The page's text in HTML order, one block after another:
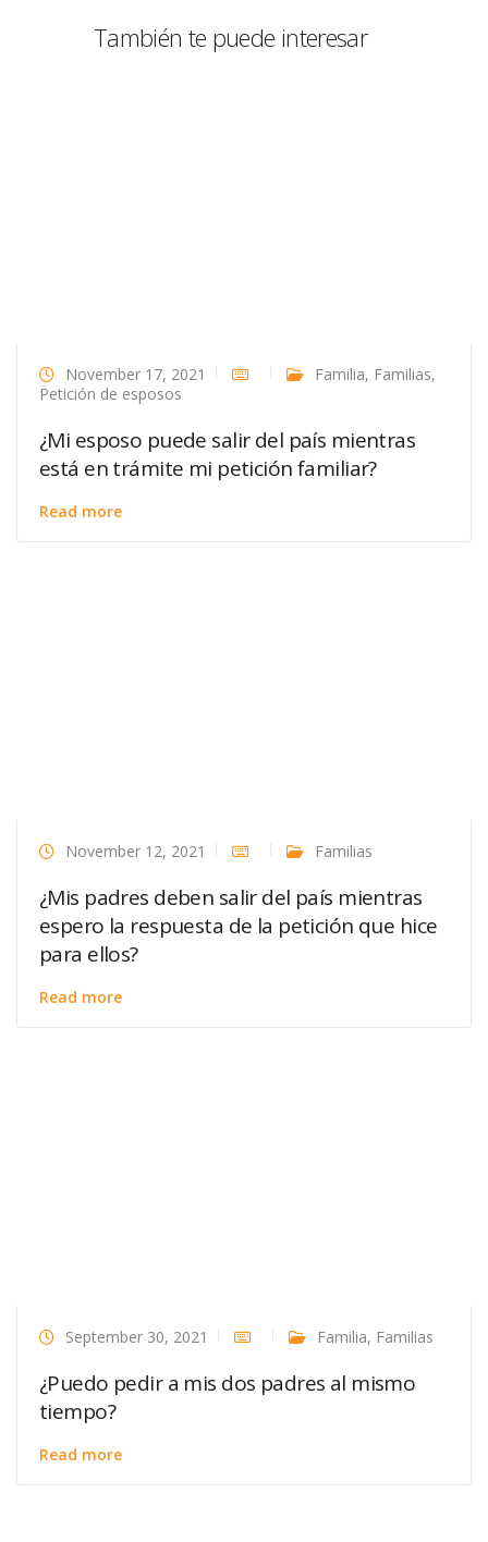
También te puede interesar
November 17, 2021 Familia, Familias,
Petición de esposos
¿Mi esposo puede salir del país mientras
está en trámite mi petición familiar?
Read more
November 12, 2021 Familias
¿Mis padres deben salir del país mientras
espero la respuesta de la petición que hice
para ellos?
Read more
September 30, 2021 Familia, Familias
¿Puedo pedir a mis dos padres al mismo
tiempo?
Read more